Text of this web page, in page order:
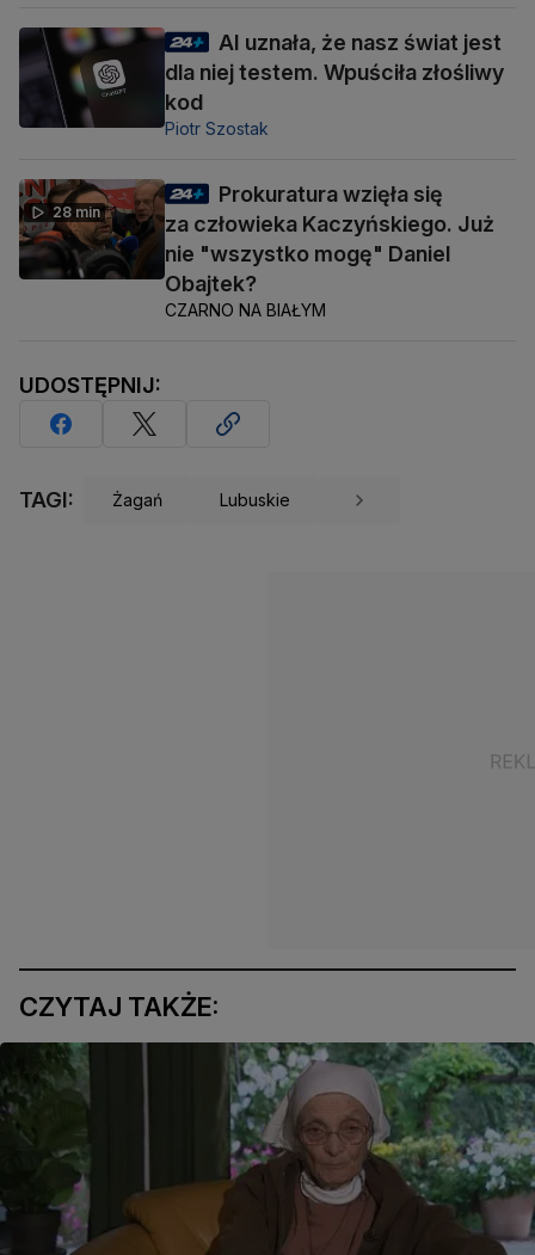
AI uznała, że nasz świat jest
dla niej testem. Wpuściła złośliwy
kod
Piotr Szostak
28 min
Prokuratura wzięła się
za człowieka Kaczyńskiego. Już
nie "wszystko mogę" Daniel
Obajtek?
CZARNO NA BIAŁYM
UDOSTĘPNIJ:
TAGI: Żagań Lubuskie
CZYTAJ TAKŻE: